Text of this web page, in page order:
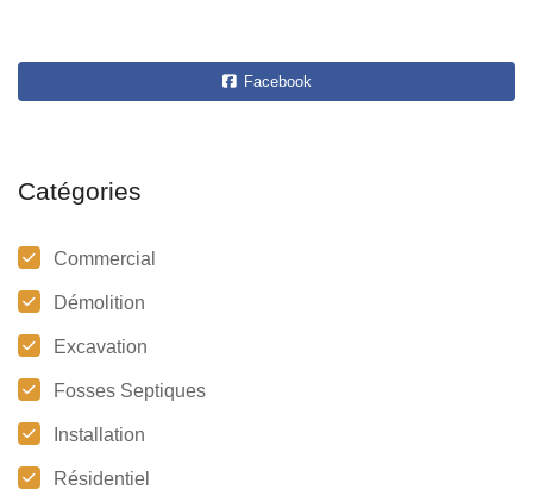
Facebook
Catégories
Commercial
Démolition
Excavation
Fosses Septiques
Installation
Résidentiel